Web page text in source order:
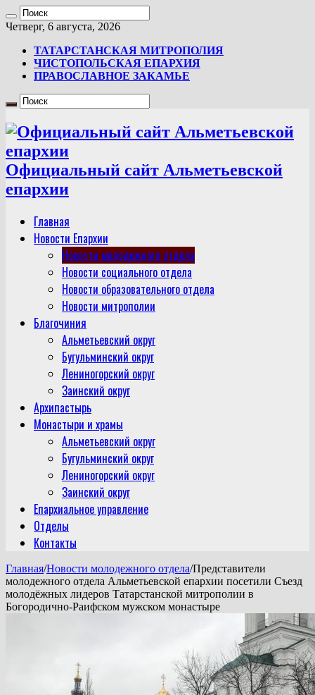
Четверг, 6 августа, 2026
ТАТАРСТАНСКАЯ МИТРОПОЛИЯ
ЧИСТОПОЛЬСКАЯ ЕПАРХИЯ
ПРАВОСЛАВНОЕ ЗАКАМЬЕ
Официальный сайт Альметьевской
епархии
Главная
Новости Епархии
Новости молодежного отдела
Новости социального отдела
Новости образовательного отдела
Новости митрополии
Благочиния
Альметьевский округ
Бугульминский округ
Лениногорский округ
Заинский округ
Архипастырь
Монастыри и храмы
Альметьевский округ
Бугульминский округ
Лениногорский округ
Заинский округ
Епархиальное управление
Отделы
Контакты
Главная/Новости молодежного отдела/Представители
молодежного отдела Альметьевской епархии посетили Съезд
молодёжных лидеров Татарстанской митрополии в
Богородично-Раифском мужском монастыре